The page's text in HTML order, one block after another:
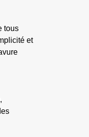
tous
et